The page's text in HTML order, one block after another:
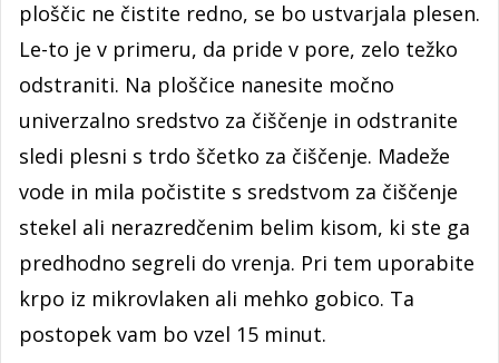
ploščic ne čistite redno, se bo ustvarjala plesen.
Le-to je v primeru, da pride v pore, zelo težko
odstraniti. Na ploščice nanesite močno
univerzalno sredstvo za čiščenje in odstranite
sledi plesni s trdo ščetko za čiščenje. Madeže
vode in mila počistite s sredstvom za čiščenje
stekel ali nerazredčenim belim kisom, ki ste ga
predhodno segreli do vrenja. Pri tem uporabite
krpo iz mikrovlaken ali mehko gobico. Ta
postopek vam bo vzel 15 minut.